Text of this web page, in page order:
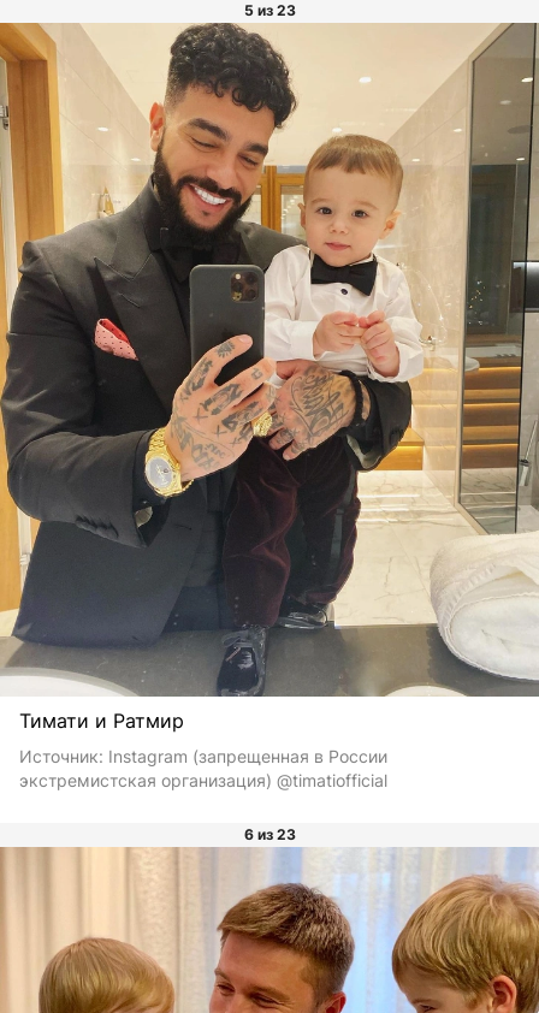
5 из 23
Тимати и Ратмир
Источник: Instagram (запрещенная в России
экстремистская организация) @timatiofficial
6 из 23